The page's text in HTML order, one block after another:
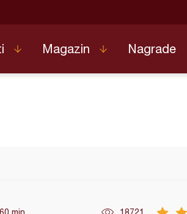
Magazin Nagrade